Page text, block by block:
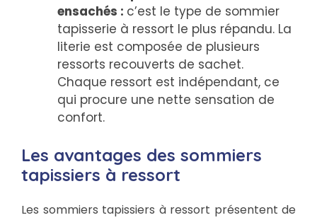
ensachés : c’est le type de sommier
tapisserie à ressort le plus répandu. La
literie est composée de plusieurs
ressorts recouverts de sachet.
Chaque ressort est indépendant, ce
qui procure une nette sensation de
confort.
Les avantages des sommiers
tapissiers à ressort
Les sommiers tapissiers à ressort présentent de